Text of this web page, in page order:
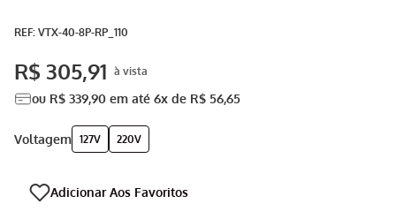
: VTX-40-8P-RP_110
R$ 305,91
ou R$ 339,90 em até 6x de R$ 56,65
voltagem 127V 220V